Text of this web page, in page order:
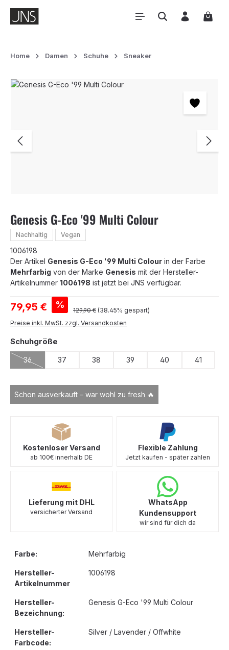
Zum Hauptinhalt springen
Home Damen Schuhe Sneaker
Bildergalerie überspringen
Genesis G-Eco '99 Multi Colour
Nachhaltig Vegan
1006198
Der Artikel Genesis G-Eco '99 Multi Colour in der Farbe
Mehrfarbig von der Marke Genesis mit der Hersteller-
Artikelnummer 1006198 ist jetzt bei JNS verfügbar.
Verkaufspreis:
79,95 € % Regulärer Preis:
129,90 € (38.45% gespart)
Preise inkl. MwSt. zzgl. Versandkosten
Schon ausverkauft – war wohl zu fresh 🔥
Schuhgröße
36
(Diese Option ist zurzeit nicht verfügbar.)
37 38 39 40 41
Kostenloser Versand
ab 100€ innerhalb DE
Flexible Zahlung
Jetzt kaufen - später zahlen
Lieferung mit DHL
versicherter Versand
WhatsApp
Kundensupport
wir sind für dich da
Farbe: Mehrfarbig
Hersteller-
Artikelnummer
1006198
Hersteller-
Bezeichnung:
Genesis G-Eco '99 Multi Colour
Hersteller-
Farbcode:
Silver / Lavender / Offwhite